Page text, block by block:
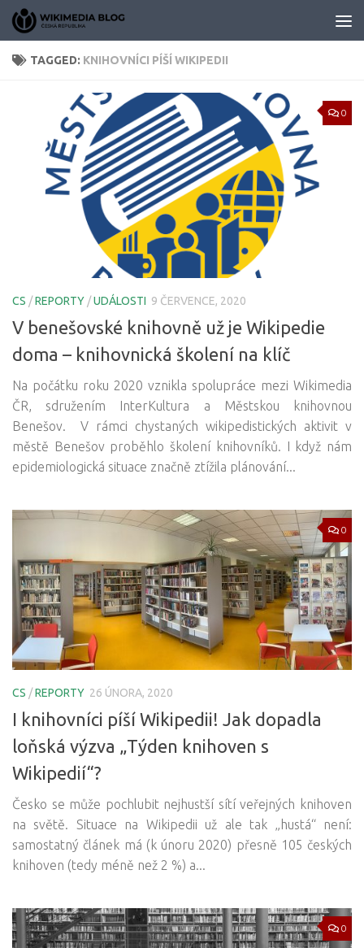
Skip to content
TAGGED: KNIHOVNÍCI PÍŠÍ WIKIPEDII
0
CS /REPORTY /UDÁLOSTI 9 ČERVENCE, 2020
V benešovské knihovně už je Wikipedie
doma – knihovnická školení na klíč
Na počátku roku 2020 vznikla spolupráce mezi Wikimedia
ČR, sdružením InterKultura a Městskou knihovnou
Benešov. V rámci chystaných wikipedistických aktivit v
městě Benešov proběhlo školení knihovníků. I když nám
epidemiologická situace značně ztížila plánování...
0
CS /REPORTY 26 ÚNORA, 2020
I knihovníci píší Wikipedii! Jak dopadla
loňská výzva „Týden knihoven s
Wikipedií“?
Česko se může pochlubit nejhustší sítí veřejných knihoven
na světě. Situace na Wikipedii už ale tak „hustá“ není:
samostatný článek má (k únoru 2020) přesně 105 českých
knihoven (tedy méně než 2 %) a...
0